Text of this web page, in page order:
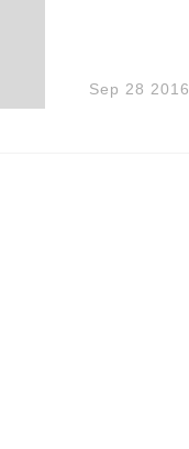
Sep 28 2016